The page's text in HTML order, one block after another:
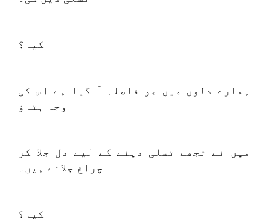
کیا؟
ہمارے دلوں میں جو فاصلہ آ گیا ہے اس کی
وجہ بتاؤ
میں نے تجھے تسلی دینے کے لیے دل جلا کر
چراغ جلائے ہیں۔
کیا؟